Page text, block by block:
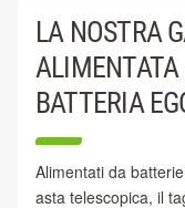
LA NOSTRA
BATTERIA
Alimentati da
asta telescopica, il